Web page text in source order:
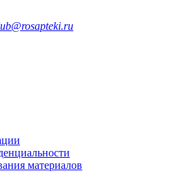
материалов